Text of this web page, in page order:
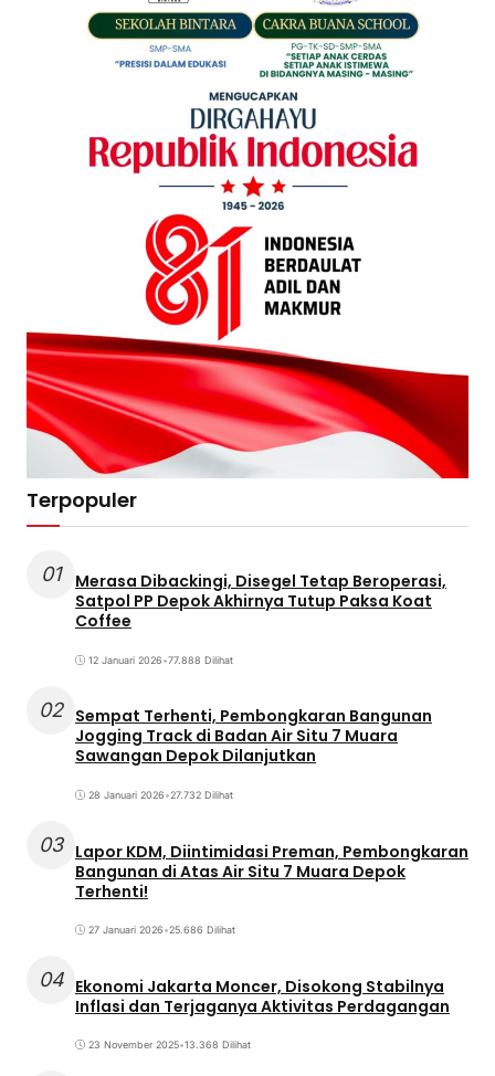
Terpopuler
01
Merasa Dibackingi, Disegel Tetap Beroperasi,
Satpol PP Depok Akhirnya Tutup Paksa Koat
Coffee
12 Januari 2026•77.888 Dilihat
02 Sempat Terhenti, Pembongkaran Bangunan
Jogging Track di Badan Air Situ 7 Muara
Sawangan Depok Dilanjutkan
28 Januari 2026•27.732 Dilihat
03 Lapor KDM, Diintimidasi Preman, Pembongkaran
Bangunan di Atas Air Situ 7 Muara Depok
Terhenti!
27 Januari 2026•25.686 Dilihat
04 Ekonomi Jakarta Moncer, Disokong Stabilnya
Inflasi dan Terjaganya Aktivitas Perdagangan
23 November 2025•13.368 Dilihat